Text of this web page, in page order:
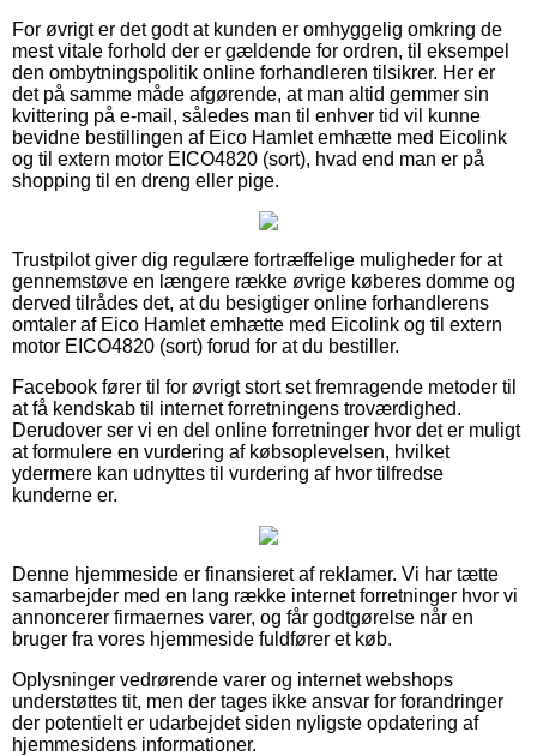
For øvrigt er det godt at kunden er omhyggelig omkring de
mest vitale forhold der er gældende for ordren, til eksempel
den ombytningspolitik online forhandleren tilsikrer. Her er
det på samme måde afgørende, at man altid gemmer sin
kvittering på e-mail, således man til enhver tid vil kunne
bevidne bestillingen af Eico Hamlet emhætte med Eicolink
og til extern motor EICO4820 (sort), hvad end man er på
shopping til en dreng eller pige.
Trustpilot giver dig regulære fortræffelige muligheder for at
gennemstøve en længere række øvrige køberes domme og
derved tilrådes det, at du besigtiger online forhandlerens
omtaler af Eico Hamlet emhætte med Eicolink og til extern
motor EICO4820 (sort) forud for at du bestiller.
Facebook fører til for øvrigt stort set fremragende metoder til
at få kendskab til internet forretningens troværdighed.
Derudover ser vi en del online forretninger hvor det er muligt
at formulere en vurdering af købsoplevelsen, hvilket
ydermere kan udnyttes til vurdering af hvor tilfredse
kunderne er.
Denne hjemmeside er finansieret af reklamer. Vi har tætte
samarbejder med en lang række internet forretninger hvor vi
annoncerer firmaernes varer, og får godtgørelse når en
bruger fra vores hjemmeside fuldfører et køb.
Oplysninger vedrørende varer og internet webshops
understøttes tit, men der tages ikke ansvar for forandringer
der potentielt er udarbejdet siden nyligste opdatering af
hjemmesidens informationer.